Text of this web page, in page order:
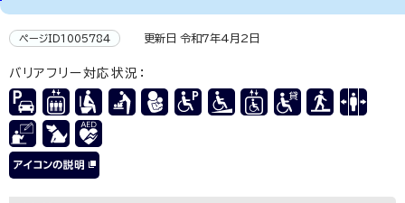
ページID1005784 更新日 令和7年4月2日
バリアフリー対応状況：